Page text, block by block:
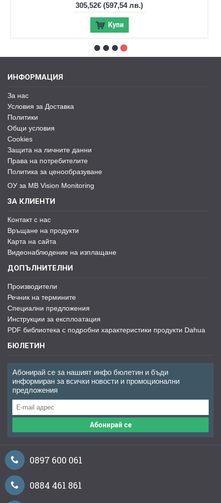
305,52€ (597,54 лв.)
Купи
ИНФОРМАЦИЯ
За нас
Условия за Доставка
Политики
Общи условия
Cookies
Защита на личните данни
Права на потребителите
Политика за ценообразуване
ОУ за MB Vision Monitoring
ЗА КЛИЕНТИ
Контакт с нас
Връщане на продукти
Карта на сайта
Видеонаблюдение на изплащане
ДОПЪЛНИТЕЛНИ
Производители
Речник на термините
Специални предложения
Инструкции за експлоатация
PDF библиотека с подробни характеристики продукти Dahua
БЮЛЕТИН
Абонирай се за нашият инфо бюлетин и бъди
информиран за всички новости и промоционални
предложения
Абонирай се
0897 600 061
0884 461 861